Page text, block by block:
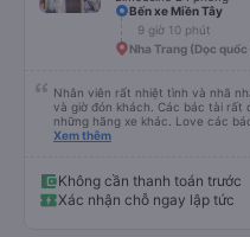
Bến xe Miền Tây
9 giờ 10 phút
Nha Trang (Dọc quốc
Nhân viên rất nhiệt tình và nhã
và giờ đón khách. Các bác tài
những hãng xe khác. Love các
Xe đẹp, có đèn riêng có thể tự tắt
thoải mái. Nhưng hình như bề
Điểm trừ lớn là có wifi nhưng
hơn. Xe có tới 2 bác tài và 1 anh
Xem thêm
Không cần thanh toán trước
Xác nhận chỗ ngay lập tức